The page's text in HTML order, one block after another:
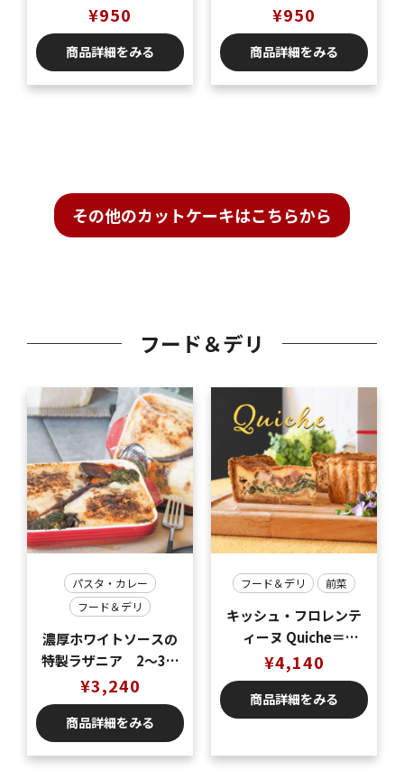
¥950
商品詳細をみる
¥950
商品詳細をみる
その他のカットケーキはこちらから
フード＆デリ
パスタ・カレー
フード＆デリ
濃厚ホワイトソースの
特製ラザニア 2〜3名
様分
¥3,240
商品詳細をみる
フード＆デリ 前菜
キッシュ・フロレンテ
ィーヌ Quiche＝
Florentine（ベーコン
とほうれん草のキッシ
ュ）
¥4,140
商品詳細をみる